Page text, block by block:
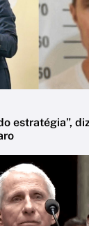
estratégia”,